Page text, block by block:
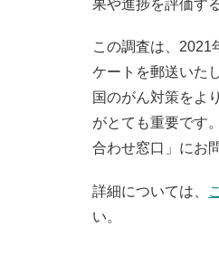
果や進捗を評価す
この調査は、2021
ケートを郵送いた
国のがん対策をよ
がとても重要です
合わせ窓口」にお
詳細については、
い。